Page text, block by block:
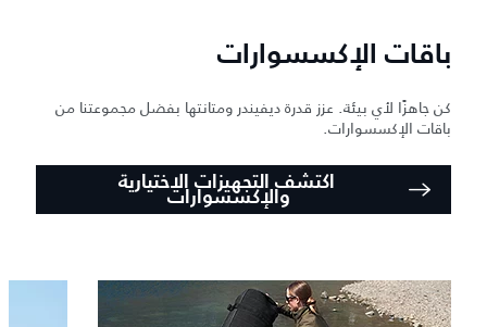
باقات الإكسسوارات
كن جاهزًا لأي بيئة. عزز قدرة ديفيندر ومتانتها بفضل مجموعتنا من
باقات الإكسسوارات.
اكتشف التجهيزات الاختيارية
والإكسسوارات